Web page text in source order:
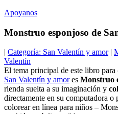
Apoyanos
Monstruo esponjoso de
| Categoría: San Valentín y amor|
Valentín
El tema principal de este libro
San Valentín y amores Monstruo
rienda suelta a su imaginación y
directamente en su computadora
colorear en línea para niños –